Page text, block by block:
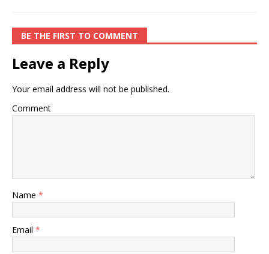
BE THE FIRST TO COMMENT
Leave a Reply
Your email address will not be published.
Comment
Name *
Email *